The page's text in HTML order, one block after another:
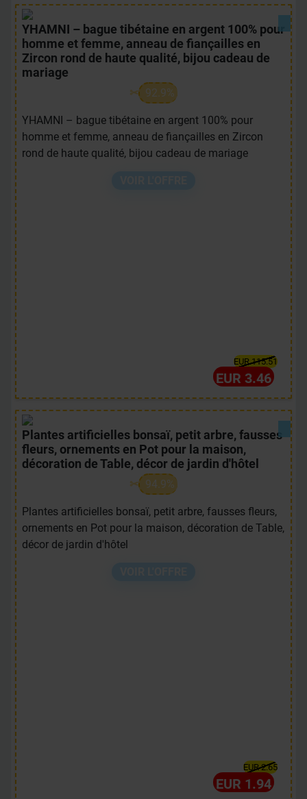
YHAMNI – bague tibétaine en argent 100% pour
homme et femme, anneau de fiançailles en
Zircon rond de haute qualité, bijou cadeau de
mariage
92.9%
YHAMNI – bague tibétaine en argent 100% pour
homme et femme, anneau de fiançailles en Zircon
rond de haute qualité, bijou cadeau de mariage
EUR 115.51
EUR 3.46
Plantes artificielles bonsaï, petit arbre, fausses
fleurs, ornements en Pot pour la maison,
décoration de Table, décor de jardin d'hôtel
94.9%
Plantes artificielles bonsaï, petit arbre, fausses fleurs,
ornements en Pot pour la maison, décoration de Table,
décor de jardin d'hôtel
EUR 2.65
EUR 1.94